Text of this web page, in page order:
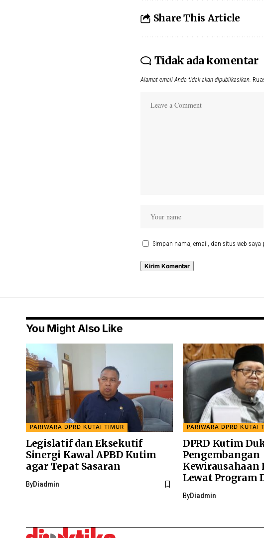
Share This Article
Tidak ada komentar
Alamat email Anda tidak akan dipublikasikan.
Simpan nama, email, dan situs web
You Might Also Like
PARIWARA DPRD KUTAI TIMUR
Legislatif dan Eksekutif
Sinergi Kawal APBD Kutim
agar Tepat Sasaran
ByDiadmin
PARIWARA DPRD KUTAI
DPRD Kutim
Pengembangan
Kewirausahaan
Lewat Program
ByDiadmin